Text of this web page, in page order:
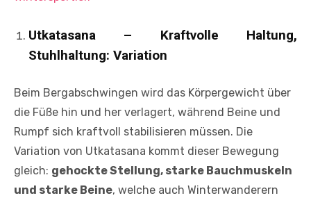
Utkatasana – Kraftvolle Haltung,
Stuhlhaltung: Variation
Beim Bergabschwingen wird das Körpergewicht über
die Füße hin und her verlagert, während Beine und
Rumpf sich kraftvoll stabilisieren müssen. Die
Variation von Utkatasana kommt dieser Bewegung
gleich: gehockte Stellung, starke Bauchmuskeln
und starke Beine, welche auch Winterwanderern